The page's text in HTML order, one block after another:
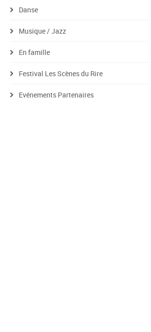
Danse
Musique / Jazz
En famille
Festival Les Scènes du Rire
Evénements Partenaires